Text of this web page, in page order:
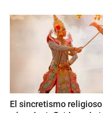
El sincretismo